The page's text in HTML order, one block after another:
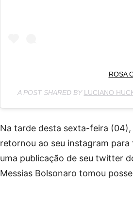
ROSA
A POST SHARED BY LUCIANO
Na tarde desta sexta-feira
retornou ao seu instagram
uma publicação de seu twitter
Messias Bolsonaro tomou